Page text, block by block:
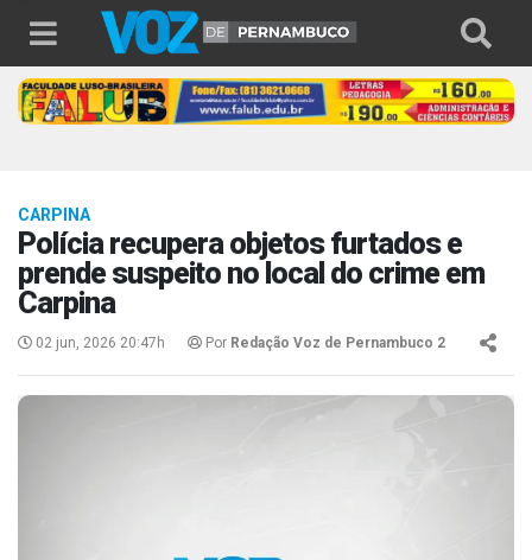
CARPINA
Polícia recupera objetos furtados e
prende suspeito no local do crime em
Carpina
02 jun, 2026 20:47h Por Redação Voz de Pernambuco 2